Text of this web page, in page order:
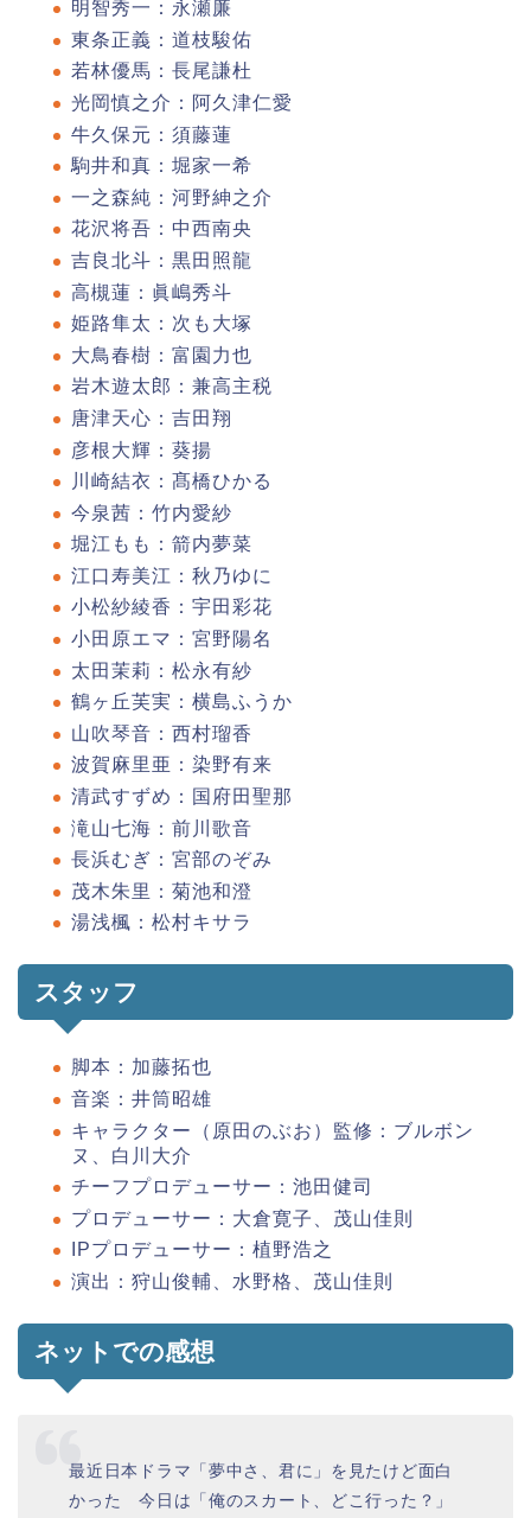
明智秀一：永瀬廉
東条正義：道枝駿佑
若林優馬：長尾謙杜
光岡慎之介：阿久津仁愛
牛久保元：須藤蓮
駒井和真：堀家一希
一之森純：河野紳之介
花沢将吾：中西南央
吉良北斗：黒田照龍
高槻蓮：眞嶋秀斗
姫路隼太：次も大塚
大鳥春樹：富園力也
岩木遊太郎：兼高主税
唐津天心：吉田翔
彦根大輝：葵揚
川崎結衣：髙橋ひかる
今泉茜：竹内愛紗
堀江もも：箭内夢菜
江口寿美江：秋乃ゆに
小松紗綾香：宇田彩花
小田原エマ：宮野陽名
太田茉莉：松永有紗
鶴ヶ丘芙実：横島ふうか
山吹琴音：西村瑠香
波賀麻里亜：染野有来
清武すずめ：国府田聖那
滝山七海：前川歌音
長浜むぎ：宮部のぞみ
茂木朱里：菊池和澄
湯浅楓：松村キサラ
スタッフ
脚本：加藤拓也
音楽：井筒昭雄
キャラクター（原田のぶお）監修：ブルボン
ヌ、白川大介
チーフプロデューサー：池田健司
プロデューサー：大倉寛子、茂山佳則
IPプロデューサー：植野浩之
演出：狩山俊輔、水野格、茂山佳則
ネットでの感想
最近日本ドラマ「夢中さ、君に」を見たけど面白
かった 今日は「俺のスカート、どこ行った？」